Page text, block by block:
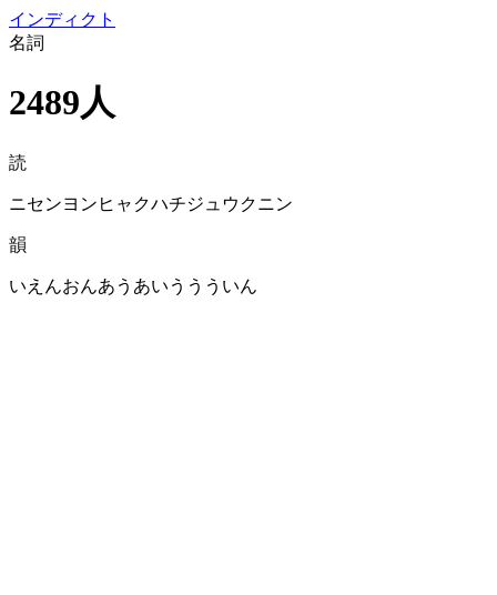
インディクト
名詞
2489人
読
ニセンヨンヒャクハチジュウクニン
韻
いえんおんあうあいううういん